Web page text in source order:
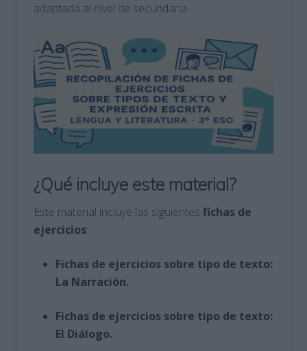
adaptada al nivel de secundaria.
¿Qué incluye este material?
Este material incluye las siguientes fichas de
ejercicios:
Fichas de ejercicios sobre tipo de texto:
La Narración.
Fichas de ejercicios sobre tipo de texto:
El Diálogo.